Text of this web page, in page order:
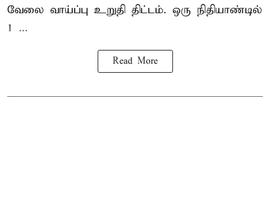
வேலை வாய்ப்பு உறுதி திட்டம். ஒரு நிதியாண்டில்
1 ...
Read More